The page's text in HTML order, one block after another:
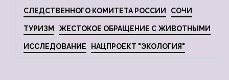
СЛЕДСТВЕННОГО КОМИТЕТА РОССИИ СОЧИ
ТУРИЗМ ЖЕСТОКОЕ ОБРАЩЕНИЕ С ЖИВОТНЫМИ
ИССЛЕДОВАНИЕ НАЦПРОЕКТ "ЭКОЛОГИЯ"